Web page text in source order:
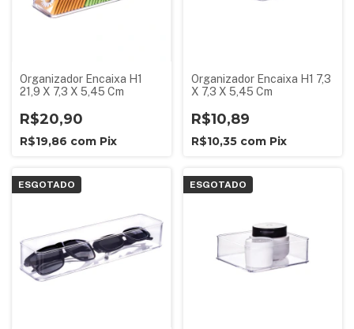
Organizador Encaixa H1
21,9 X 7,3 X 5,45 Cm
R$20,90
R$19,86 com Pix
Organizador Encaixa H1 7,3
X 7,3 X 5,45 Cm
R$10,89
R$10,35 com Pix
ESGOTADO ESGOTADO